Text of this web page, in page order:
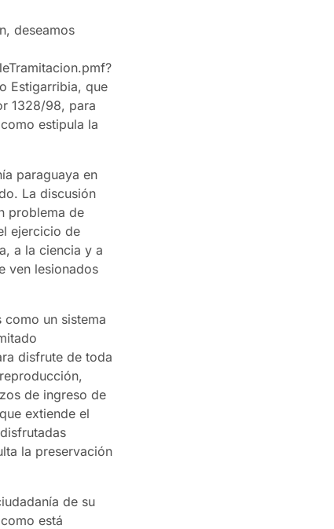
deseamos
Estigarribia, que
1328/98, para
estipula la
paraguaya en
La discusión
problema de
ejercicio de
a la ciencia y a
ven lesionados
un sistema
disfrute de toda
de ingreso de
extiende el
la preservación
de su
está